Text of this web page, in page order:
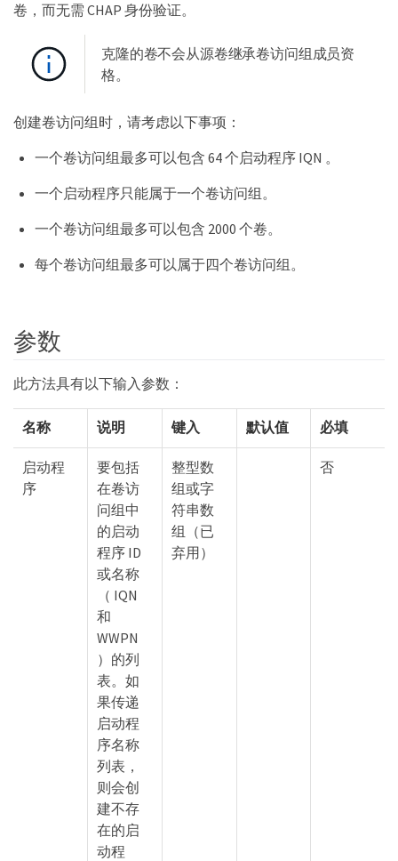
卷，而无需 CHAP 身份验证。
克隆的卷不会从源卷继承卷访问组成员资
格。
创建卷访问组时，请考虑以下事项：
一个卷访问组最多可以包含 64 个启动程序 IQN 。
一个启动程序只能属于一个卷访问组。
一个卷访问组最多可以包含 2000 个卷。
每个卷访问组最多可以属于四个卷访问组。
参数
此方法具有以下输入参数：
名称 说明 键入 默认值 必填
启动程
序
要包括
在卷访
问组中
的启动
程序 ID
或名称
（ IQN
和
WWPN
）的列
表。如
果传递
启动程
序名称
列表，
则会创
建不存
在的启
动程
整型数
组或字
符串数
组（已
弃用）
否